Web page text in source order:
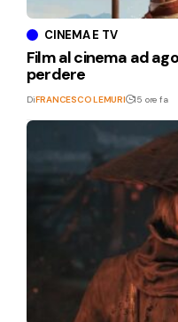
CINEMA E TV
Film al cinema ad
perdere
DiFRANCESCO LEMURI 15 ore fa